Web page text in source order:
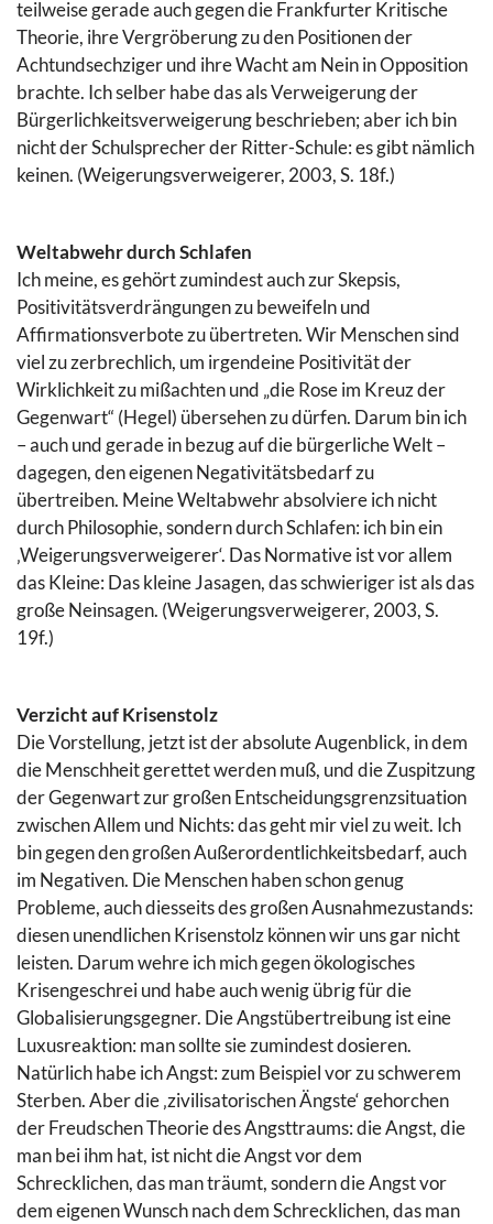
teilweise gerade auch gegen die Frankfurter Kritische
Theorie, ihre Vergröberung zu den Positionen der
Achtundsechziger und ihre Wacht am Nein in Opposition
brachte. Ich selber habe das als Verweigerung der
Bürgerlichkeitsverweigerung beschrieben; aber ich bin
nicht der Schulsprecher der Ritter-Schule: es gibt nämlich
keinen. (Weigerungsverweigerer, 2003, S. 18f.)
Weltabwehr durch Schlafen
Ich meine, es gehört zumindest auch zur Skepsis,
Positivitätsverdrängungen zu beweifeln und
Affirmationsverbote zu übertreten. Wir Menschen sind
viel zu zerbrechlich, um irgendeine Positivität der
Wirklichkeit zu mißachten und „die Rose im Kreuz der
Gegenwart“ (Hegel) übersehen zu dürfen. Darum bin ich
– auch und gerade in bezug auf die bürgerliche Welt –
dagegen, den eigenen Negativitätsbedarf zu
übertreiben. Meine Weltabwehr absolviere ich nicht
durch Philosophie, sondern durch Schlafen: ich bin ein
‚Weigerungsverweigerer‘. Das Normative ist vor allem
das Kleine: Das kleine Jasagen, das schwieriger ist als das
große Neinsagen. (Weigerungsverweigerer, 2003, S.
19f.)
Verzicht auf Krisenstolz
Die Vorstellung, jetzt ist der absolute Augenblick, in dem
die Menschheit gerettet werden muß, und die Zuspitzung
der Gegenwart zur großen Entscheidungsgrenzsituation
zwischen Allem und Nichts: das geht mir viel zu weit. Ich
bin gegen den großen Außerordentlichkeitsbedarf, auch
im Negativen. Die Menschen haben schon genug
Probleme, auch diesseits des großen Ausnahmezustands:
diesen unendlichen Krisenstolz können wir uns gar nicht
leisten. Darum wehre ich mich gegen ökologisches
Krisengeschrei und habe auch wenig übrig für die
Globalisierungsgegner. Die Angstübertreibung ist eine
Luxusreaktion: man sollte sie zumindest dosieren.
Natürlich habe ich Angst: zum Beispiel vor zu schwerem
Sterben. Aber die ‚zivilisatorischen Ängste‘ gehorchen
der Freudschen Theorie des Angsttraums: die Angst, die
man bei ihm hat, ist nicht die Angst vor dem
Schrecklichen, das man träumt, sondern die Angst vor
dem eigenen Wunsch nach dem Schrecklichen, das man